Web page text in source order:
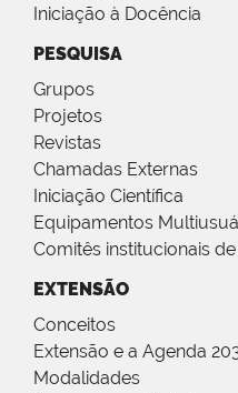
Iniciação à Docência
PESQUISA
Grupos
Projetos
Revistas
Chamadas Externas
Iniciação Científica
Equipamentos
Comitês institucionais
EXTENSÃO
Conceitos
Extensão e a Agenda
Modalidades